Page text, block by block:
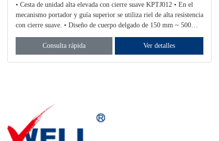
• Cesta de unidad alta elevada con cierre suave KPTJ012 • En el
mecanismo portador y guía superior se utiliza riel de alta resistencia
con cierre suave. • Diseño de cuerpo delgado de 150 mm ~ 500
Consulta rápida
Ver detalles